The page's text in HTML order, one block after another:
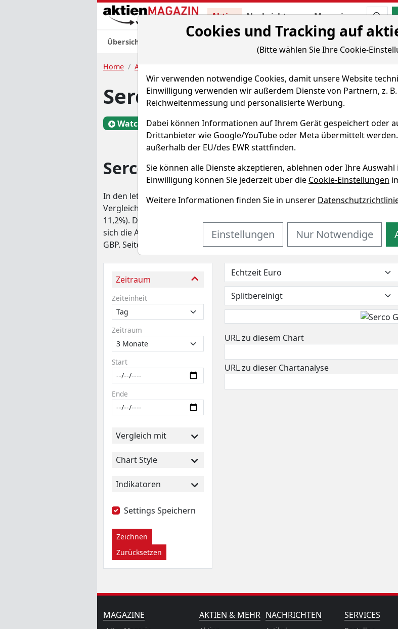
Aktien Nachrichten Magazine
Übersicht Fundamentaldaten
Home Aktien Serco Group PLC Chart-Tool
Serco Group Aktie
Watchlist SEO WKN 899328
Serco Group Chart
In den letzten 52 Wochen hat die Aktie von Serco Group PLC eine Rendite
Vergleichsindex um -3,3% underperformt. In den vergangenen vier Wochen
11,2%). Die Aktie markierte das 52-Wochenhoch am 12.03.2026 bei 3,26
sich die Aktie 20,0% unter ihrem 52-Wochenhoch befindet. Das 52-
GBP. Seitdem konnte sich die Aktie auf 2,61 GBP erholen und damit um
URL zu diesem Chart
URL zu dieser Chartanalyse
Zeitraum
Zeiteinheit
Zeitraum
Start
Ende
Vergleich mit
Chart Style
Indikatoren
Settings Speichern
Zeichnen
Zurücksetzen
MAGAZINE AKTIEN & MEHR NACHRICHTEN SERVICES
Cookies und Tracking auf
(Bitte wählen Sie Ihre Cookie-
Wir verwenden notwendige Cookies, damit unsere Website
Einwilligung verwenden wir außerdem Dienste von Partnern, z.
Reichweitenmessung und personalisierte Werbung.
Dabei können Informationen auf Ihrem Gerät gespeichert oder
Drittanbieter wie Google/YouTube oder Meta übermittelt
außerhalb der EU/des EWR stattfinden.
Sie können alle Dienste akzeptieren, ablehnen oder Ihre
Einwilligung können Sie jederzeit über die Cookie-Einstellungen
Weitere Informationen finden Sie in unserer
Einstellungen Nur Notwendige